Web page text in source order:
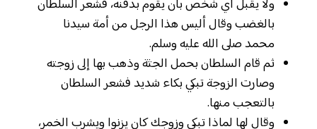
ولا يقبل أي شخص بأن يقوم بدفنه، فشعر السلطان
بالغضب وقال أليس هذا الرجل من أمة سيدنا
محمد صلى الله عليه وسلم.
ثم قام السلطان بحمل الجثة وذهب بها إلى زوجته
وصارت الزوجة تبكي بكاء شديد فشعر السلطان
بالتعجب منها.
وقال لها لماذا تبكي وزوجك كان يزنوا ويشرب الخمر،